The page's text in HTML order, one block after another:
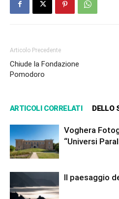
Articolo Precedente
Chiude la Fondazione
Pomodoro
ARTICOLI CORRELATI DELLO
Voghera
“Universi
Il paesaggio